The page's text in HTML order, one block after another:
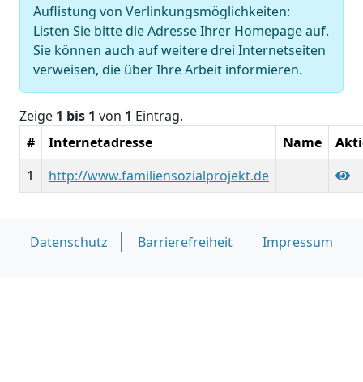
Auflistung von Verlinkungsmöglichkeiten:
Listen Sie bitte die Adresse Ihrer Homepage auf.
Sie können auch auf weitere drei Internetseiten
verweisen, die über Ihre Arbeit informieren.
Zeige 1 bis 1 von 1 Eintrag.
#
Internetadresse Name
1
http://www.familiensozialprojekt.de
Datenschutz Barrierefreiheit Impressum